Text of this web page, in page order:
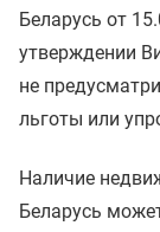
Беларусь от
утверждении
не
льготы или
Наличие
Беларусь